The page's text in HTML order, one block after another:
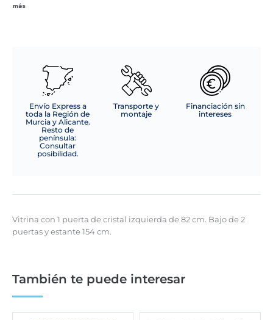
más
Envío Express a
toda la Región de
Murcia y Alicante.
Resto de
península:
Consultar
posibilidad.
Transporte y
montaje
Financiación sin
intereses
Vitrina con 1 puerta de cristal izquierda de 82 cm. Bajo de 2
puertas y estante 154 cm.
También te puede interesar